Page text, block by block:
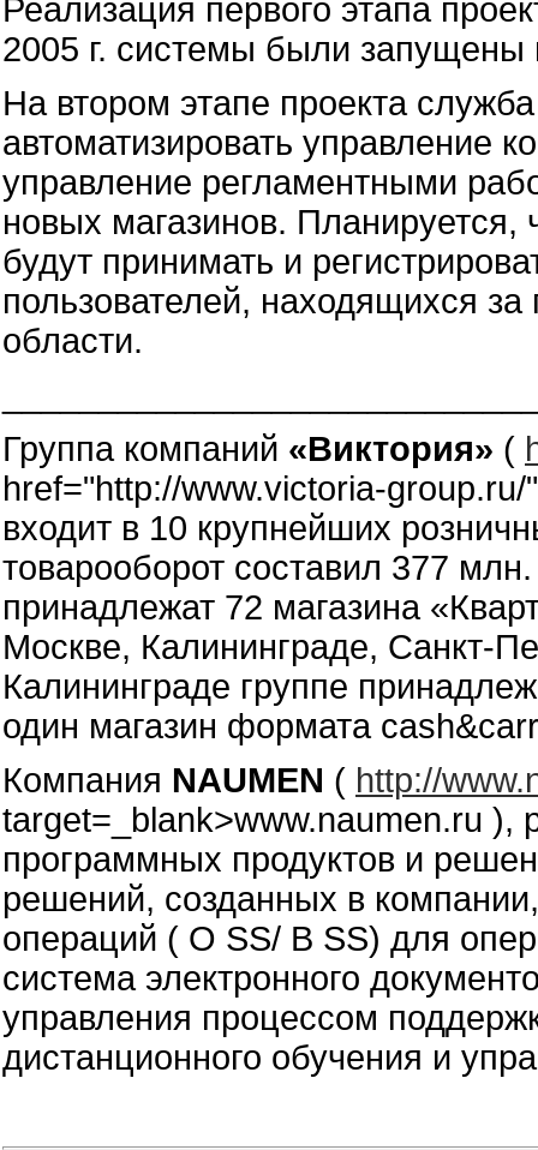
Реализация первого этапа
2005 г. системы были
На втором этапе проекта
автоматизировать управление
управление регламентными
новых магазинов. Планируется,
будут принимать и
пользователей, находящихся
области.
Группа компаний «Виктория» (
href="http://www.victoria-
входит в 10 крупнейших
товарооборот составил 377
принадлежат 72 магазина
Москве, Калининграде, Санкт-
Калининграде группе
один магазин формата
Компания NAUMEN ( http://
target=_blank>www.naumen.ru ),
программных продуктов и
решений, созданных в
операций ( O SS/ B SS) для
система электронного
управления процессом
дистанционного обучения и